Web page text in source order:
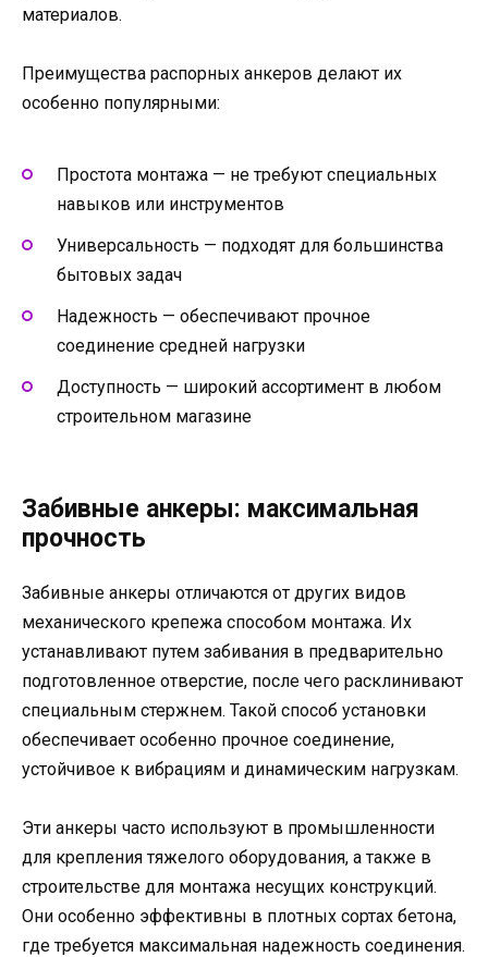
материалов.
Преимущества распорных анкеров делают их
особенно популярными:
Простота монтажа — не требуют специальных
навыков или инструментов
Универсальность — подходят для большинства
бытовых задач
Надежность — обеспечивают прочное
соединение средней нагрузки
Доступность — широкий ассортимент в любом
строительном магазине
Забивные анкеры: максимальная
прочность
Забивные анкеры отличаются от других видов
механического крепежа способом монтажа. Их
устанавливают путем забивания в предварительно
подготовленное отверстие, после чего расклинивают
специальным стержнем. Такой способ установки
обеспечивает особенно прочное соединение,
устойчивое к вибрациям и динамическим нагрузкам.
Эти анкеры часто используют в промышленности
для крепления тяжелого оборудования, а также в
строительстве для монтажа несущих конструкций.
Они особенно эффективны в плотных сортах бетона,
где требуется максимальная надежность соединения.